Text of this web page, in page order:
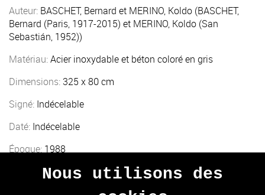
Auteur: BASCHET, Bernard et MERINO, Koldo (BASCHET,
Bernard (Paris, 1917-2015) et MERINO, Koldo (San
Sebastián, 1952))
Matériau:Acier inoxydable et béton coloré en gris
Dimensions: 325 x 80 cm
Signé: Indécelable
Daté: Indécelable
Époque: 1988
Localisation:Centre (Place Zaragoza)
Nous utilisons des